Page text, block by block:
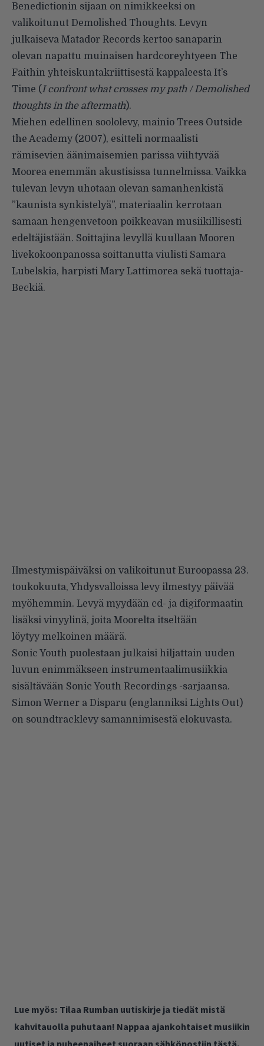
Benedictionin sijaan on nimikkeeksi on
valikoitunut Demolished Thoughts. Levyn
julkaiseva Matador Records kertoo sanaparin
olevan napattu muinaisen hardcoreyhtyeen The
Faithin yhteiskuntakriittisestä kappaleesta It’s
Time (I confront what crosses my path / Demolished
thoughts in the aftermath).
Miehen edellinen soololevy, mainio Trees Outside
the Academy (2007), esitteli normaalisti
rämisevien äänimaisemien parissa viihtyvää
Moorea enemmän akustisissa tunnelmissa. Vaikka
tulevan levyn uhotaan olevan samanhenkistä
”kaunista synkistelyä”, materiaalin kerrotaan
samaan hengenvetoon poikkeavan musiikillisesti
edeltäjistään. Soittajina levyllä kuullaan Mooren
livekokoonpanossa soittanutta viulisti Samara
Lubelskia, harpisti Mary Lattimorea sekä tuottaja-
Beckiä.
Ilmestymispäiväksi on valikoitunut Euroopassa 23.
toukokuuta, Yhdysvalloissa levy ilmestyy päivää
myöhemmin. Levyä myydään cd- ja digiformaatin
lisäksi vinyylinä, joita Moorelta itseltään
löytyy melkoinen määrä.
Sonic Youth puolestaan julkaisi hiljattain uuden
luvun enimmäkseen instrumentaalimusiikkia
sisältävään Sonic Youth Recordings -sarjaansa.
Simon Werner a Disparu (englanniksi Lights Out)
on soundtracklevy samannimisestä elokuvasta.
Lue myös: Tilaa Rumban uutiskirje ja tiedät mistä
kahvitauolla puhutaan! Nappaa ajankohtaiset musiikin
uutiset ja puheenaiheet suoraan sähköpostiin tästä.